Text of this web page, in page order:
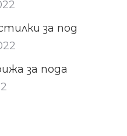
за под
за пода